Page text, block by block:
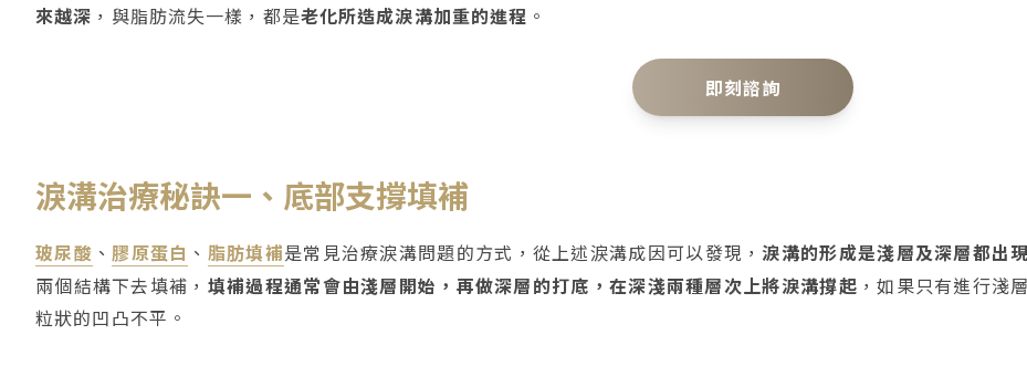
來越深 ，與脂肪流失一樣，都是老化所造成淚溝加重的進程 。
即刻諮詢
淚溝治療秘訣一、底部支撐填補
玻尿酸 、 膠原蛋白 、 脂肪填補是常見治療淚溝問題的方式，從上述淚溝成因可以發現， 淚溝的形成是淺層及深層都出
兩個結構下去填補， 填補過程通常會由淺層開始，再做深層的打底，在深淺兩種層次上將淚溝撐起 ，如果只有進行淺
粒狀的凹凸不平。